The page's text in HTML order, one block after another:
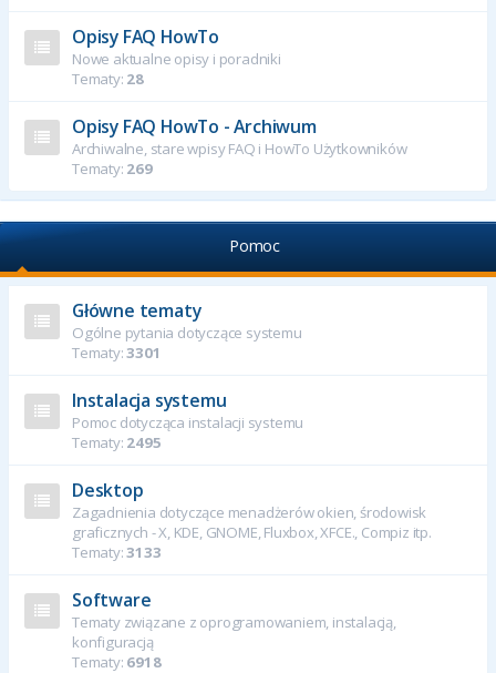
Opisy FAQ HowTo
Nowe aktualne opisy i poradniki
Tematy: 28
Opisy FAQ HowTo - Archiwum
Archiwalne, stare wpisy FAQ i HowTo Użytkowników
Tematy: 269
Pomoc
Główne tematy
Ogólne pytania dotyczące systemu
Tematy:3301
Instalacja systemu
Pomoc dotycząca instalacji systemu
Tematy: 2495
Desktop
Zagadnienia dotyczące menadżerów okien, środowisk
graficznych - X, KDE, GNOME, Fluxbox, XFCE., Compiz itp.
Tematy:3133
Software
Tematy związane z oprogramowaniem, instalacją,
konfiguracją
Tematy: 6918